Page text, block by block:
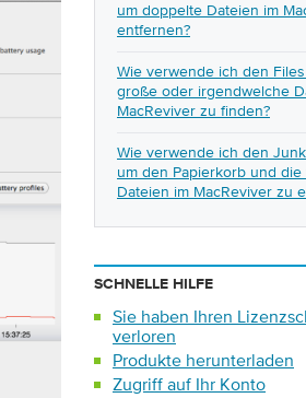
um doppelte Dateien im
entfernen?
Wie verwende ich den
große oder irgendwelche
MacReviver zu finden?
Wie verwende ich den
um den Papierkorb und die
Dateien im MacReviver zu
SCHNELLE HILFE
Sie haben Ihren
verloren
Produkte herunterladen
Zugriff auf Ihr Konto